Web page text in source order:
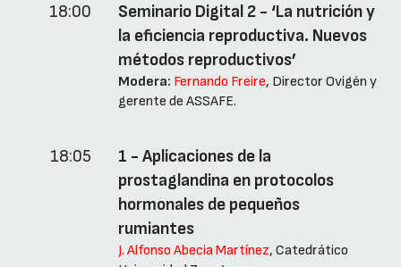
18:00
Seminario Digital 2 - ‘La nutrición y
la eficiencia reproductiva. Nuevos
métodos reproductivos’
Modera: Fernando Freire, Director Ovigén y
gerente de ASSAFE.
18:05
1 - Aplicaciones de la
prostaglandina en protocolos
hormonales de pequeños
rumiantes
J. Alfonso Abecia Martínez, Catedrático